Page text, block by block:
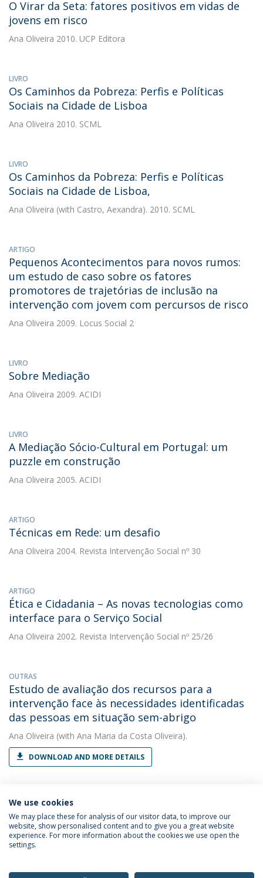
O Virar da Seta: fatores positivos em vidas de
jovens em risco
Ana Oliveira 2010. UCP Editora
LIVRO
Os Caminhos da Pobreza: Perfis e Políticas
Sociais na Cidade de Lisboa
Ana Oliveira 2010. SCML
LIVRO
Os Caminhos da Pobreza: Perfis e Políticas
Sociais na Cidade de Lisboa,
Ana Oliveira (with Castro, Aexandra). 2010. SCML
ARTIGO
Pequenos Acontecimentos para novos rumos:
um estudo de caso sobre os fatores
promotores de trajetórias de inclusão na
intervenção com jovem com percursos de risco
Ana Oliveira 2009. Locus Social 2
LIVRO
Sobre Mediação
Ana Oliveira 2009. ACIDI
LIVRO
A Mediação Sócio-Cultural em Portugal: um
puzzle em construção
Ana Oliveira 2005. ACIDI
ARTIGO
Técnicas em Rede: um desafio
Ana Oliveira 2004. Revista Intervenção Social nº 30
ARTIGO
Ética e Cidadania – As novas tecnologias como
interface para o Serviço Social
Ana Oliveira 2002. Revista Intervenção Social nº 25/26
OUTRAS
Estudo de avaliação dos recursos para a
intervenção face às necessidades identificadas
das pessoas em situação sem-abrigo
Ana Oliveira (with Ana Maria da Costa Oliveira).
DOWNLOAD AND MORE DETAILS
Política de Privacidade
Termos & Condições
We use cookies
We may place these for analysis of our visitor data, to improve our
website, show personalised content and to give you a great website
experience. For more information about the cookies we use open the
settings.